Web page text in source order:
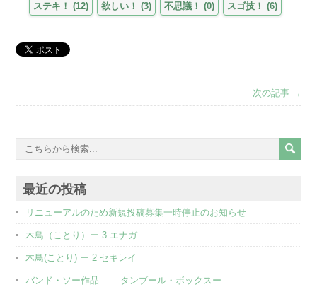
ステキ！
(12) 欲しい！ (3) 不思議！ (0) スゴ技！ (6)
次の記事 →
最近の投稿
リニューアルのため新規投稿募集一時停止のお知らせ
木鳥（ことり）ー 3 エナガ
木鳥(ことり) ー 2 セキレイ
バンド・ソー作品 ―タンブール・ボックスー